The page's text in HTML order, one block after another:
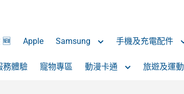
🆕 Apple Samsung 手機及充電配件
務體驗 寵物專區 動漫卡通 旅遊及運動